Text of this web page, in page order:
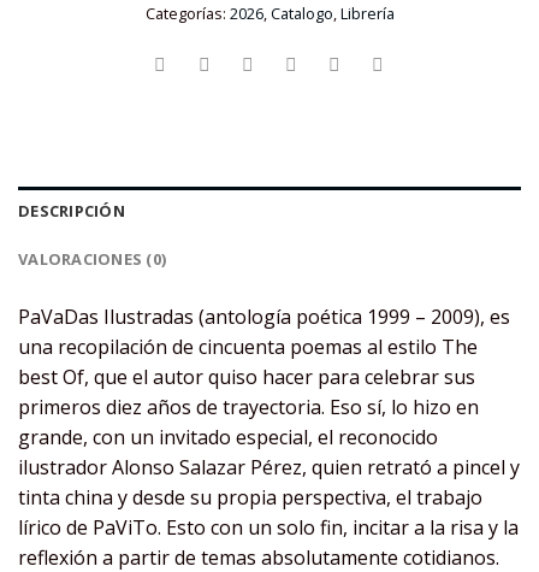
Categorías: 2026, Catalogo Librería
DESCRIPCIÓN
VALORACIONES (0)
PaVaDas Ilustradas (antología poética 1999 – 2009), es
una recopilación de cincuenta poemas al estilo The
best Of, que el autor quiso hacer para celebrar sus
primeros diez años de trayectoria. Eso sí, lo hizo en
grande, con un invitado especial, el reconocido
ilustrador Alonso Salazar Pérez, quien retrató a pincel y
tinta china y desde su propia perspectiva, el trabajo
lírico de PaViTo. Esto con un solo fin, incitar a la risa y la
reflexión a partir de temas absolutamente cotidianos.